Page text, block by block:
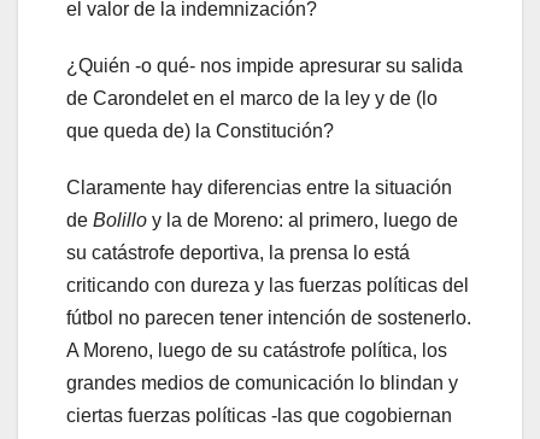
el valor de la indemnización?
¿Quién -o qué- nos impide apresurar su salida
de Carondelet en el marco de la ley y de (lo
que queda de) la Constitución?
Claramente hay diferencias entre la situación
de Bolillo y la de Moreno: al primero, luego de
su catástrofe deportiva, la prensa lo está
criticando con dureza y las fuerzas políticas del
fútbol no parecen tener intención de sostenerlo.
A Moreno, luego de su catástrofe política, los
grandes medios de comunicación lo blindan y
ciertas fuerzas políticas -las que cogobiernan